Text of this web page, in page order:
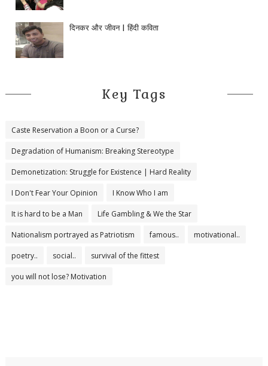
दिनकर और जीवन | हिंदी कविता
Key Tags
Caste Reservation a Boon or a Curse?
Degradation of Humanism: Breaking Stereotype
Demonetization: Struggle for Existence | Hard Reality
I Don't Fear Your Opinion I Know Who I am
It is hard to be a Man Life Gambling & We the Star
Nationalism portrayed as Patriotism famous.. motivational..
poetry.. social.. survival of the fittest
you will not lose? Motivation